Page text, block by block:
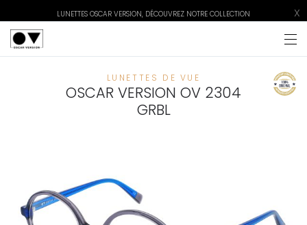
LUNETTES OSCAR VERSION, DÉCOUVREZ NOTRE COLLECTION X
LUNETTES DE VUE
OSCAR VERSION OV 2304
GRBL